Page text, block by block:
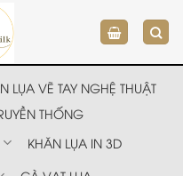
LỤA VẼ TAY NGHỆ THUẬT
THỐNG
KHĂN LỤA IN 3D